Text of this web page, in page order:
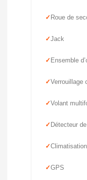
Roue de
Jack
Ensemble
Verrouillage
Volant
Détecteur
Climatisation
GPS